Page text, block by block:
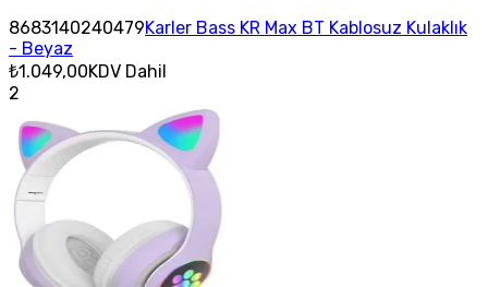
8683140240479Karler Bass KR Max BT Kablosuz Kulaklık
- Beyaz
₺1.049,00KDV Dahil
2